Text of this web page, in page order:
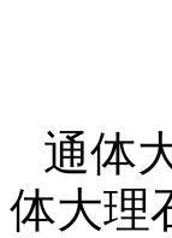
通体
体大理